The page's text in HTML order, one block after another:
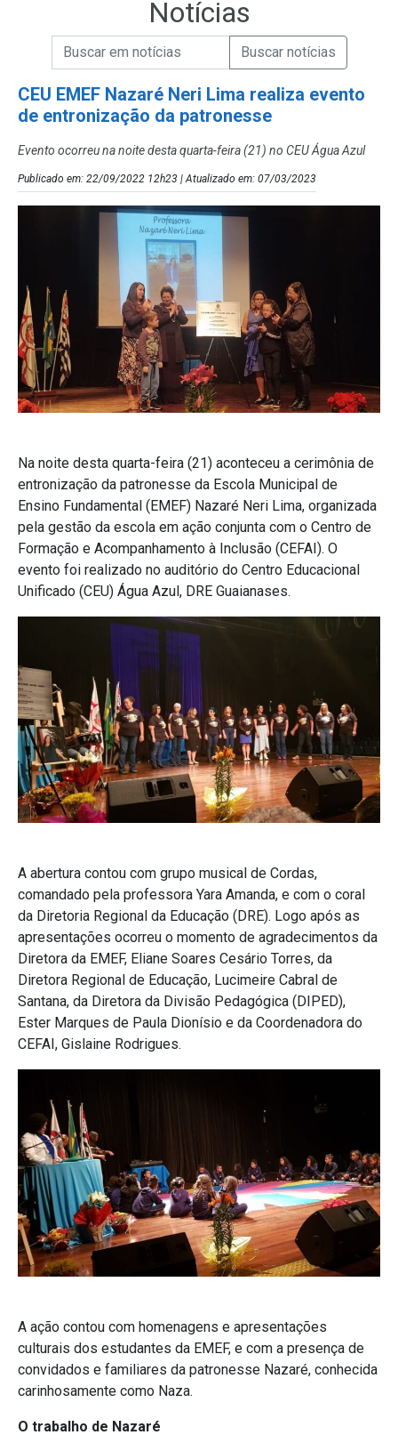
Notícias
Campo de Busca de Notícias
Campo de Busca de informaçõesEnviar a Busca de Notícias
CEU EMEF Nazaré Neri Lima realiza evento
de entronização da patronesse
Evento ocorreu na noite desta quarta-feira (21) no CEU Água Azul
Publicado em: 22/09/2022 12h23 | Atualizado em: 07/03/2023
Na noite desta quarta-feira (21) aconteceu a cerimônia de
entronização da patronesse da Escola Municipal de
Ensino Fundamental (EMEF) Nazaré Neri Lima, organizada
pela gestão da escola em ação conjunta com o Centro de
Formação e Acompanhamento à Inclusão (CEFAI). O
evento foi realizado no auditório do Centro Educacional
Unificado (CEU) Água Azul, DRE Guaianases.
A abertura contou com grupo musical de Cordas,
comandado pela professora Yara Amanda, e com o coral
da Diretoria Regional da Educação (DRE). Logo após as
apresentações ocorreu o momento de agradecimentos da
Diretora da EMEF, Eliane Soares Cesário Torres, da
Diretora Regional de Educação, Lucimeire Cabral de
Santana, da Diretora da Divisão Pedagógica (DIPED),
Ester Marques de Paula Dionísio e da Coordenadora do
CEFAI, Gislaine Rodrigues.
A ação contou com homenagens e apresentações
culturais dos estudantes da EMEF, e com a presença de
convidados e familiares da patronesse Nazaré, conhecida
carinhosamente como Naza.
O trabalho de Nazaré